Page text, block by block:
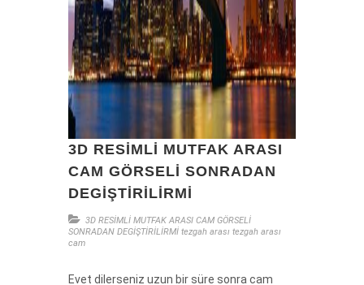
3D RESİMLİ MUTFAK ARASI
CAM GÖRSELİ SONRADAN
DEGİŞTİRİLİRMİ
3D RESİMLİ MUTFAK ARASI CAM GÖRSELİ
SONRADAN DEGİŞTİRİLİRMİ tezgah arası tezgah arası
cam
Evet dilerseniz uzun bir süre sonra cam